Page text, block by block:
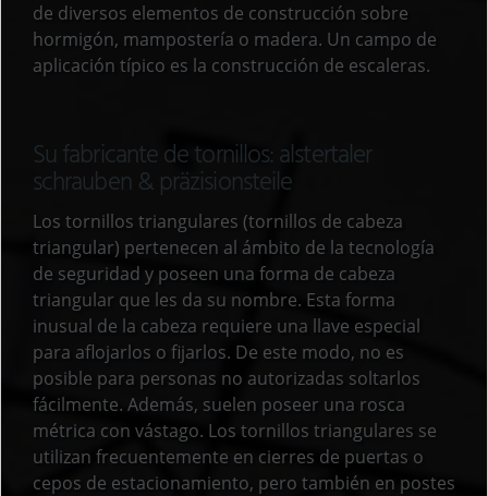
de diversos elementos de construcción sobre
hormigón, mampostería o madera. Un campo de
aplicación típico es la construcción de escaleras.
Su fabricante de tornillos: alstertaler
schrauben & präzisionsteile
Los tornillos triangulares (tornillos de cabeza
triangular) pertenecen al ámbito de la tecnología
de seguridad y poseen una forma de cabeza
triangular que les da su nombre. Esta forma
inusual de la cabeza requiere una llave especial
para aflojarlos o fijarlos. De este modo, no es
posible para personas no autorizadas soltarlos
fácilmente. Además, suelen poseer una rosca
métrica con vástago. Los tornillos triangulares se
utilizan frecuentemente en cierres de puertas o
cepos de estacionamiento, pero también en postes